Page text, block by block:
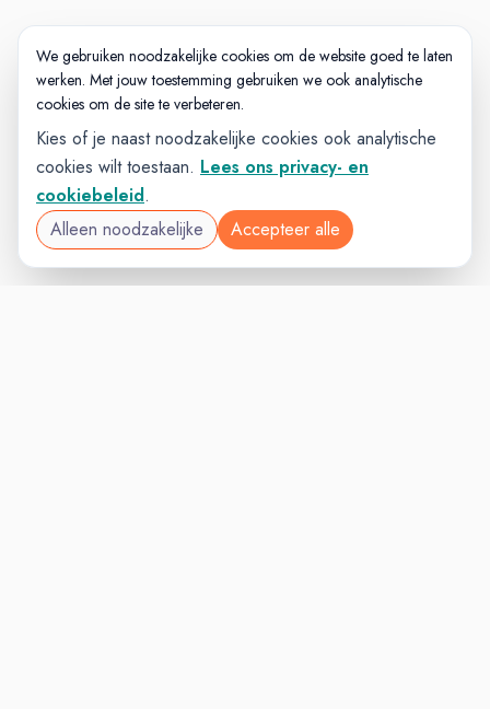
We gebruiken noodzakelijke cookies om de website goed te laten
werken. Met jouw toestemming gebruiken we ook analytische
cookies om de site te verbeteren.
Kies of je naast noodzakelijke cookies ook analytische
cookies wilt toestaan. Lees ons privacy- en
cookiebeleid.
Alleen noodzakelijke
Accepteer alle